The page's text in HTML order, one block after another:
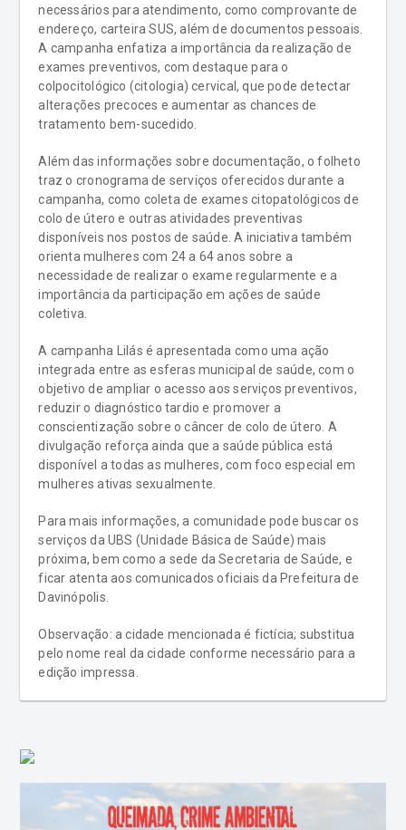
necessários para atendimento, como comprovante de
endereço, carteira SUS, além de documentos pessoais.
A campanha enfatiza a importância da realização de
exames preventivos, com destaque para o
colpocitológico (citologia) cervical, que pode detectar
alterações precoces e aumentar as chances de
tratamento bem-sucedido.
Além das informações sobre documentação, o folheto
traz o cronograma de serviços oferecidos durante a
campanha, como coleta de exames citopatológicos de
colo de útero e outras atividades preventivas
disponíveis nos postos de saúde. A iniciativa também
orienta mulheres com 24 a 64 anos sobre a
necessidade de realizar o exame regularmente e a
importância da participação em ações de saúde
coletiva.
A campanha Lilás é apresentada como uma ação
integrada entre as esferas municipal de saúde, com o
objetivo de ampliar o acesso aos serviços preventivos,
reduzir o diagnóstico tardio e promover a
conscientização sobre o câncer de colo de útero. A
divulgação reforça ainda que a saúde pública está
disponível a todas as mulheres, com foco especial em
mulheres ativas sexualmente.
Para mais informações, a comunidade pode buscar os
serviços da UBS (Unidade Básica de Saúde) mais
próxima, bem como a sede da Secretaria de Saúde, e
ficar atenta aos comunicados oficiais da Prefeitura de
Davinópolis.
Observação: a cidade mencionada é fictícia; substitua
pelo nome real da cidade conforme necessário para a
edição impressa.